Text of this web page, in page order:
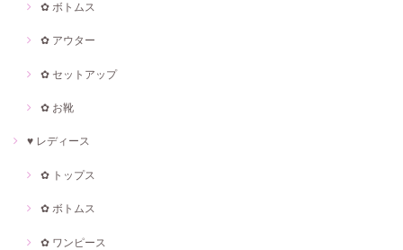
✿ ボトムス
✿ アウター
✿ セットアップ
✿ お靴
♥ レディース
✿ トップス
✿ ボトムス
✿ ワンピース